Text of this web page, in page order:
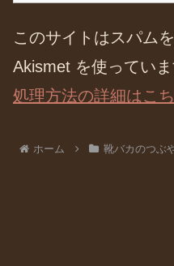
このサイトはスパム
Akismet を使っていま
処理方法の詳細はこ
ホーム 靴バカのつぶ